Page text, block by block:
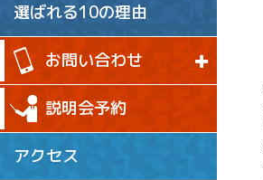
選ばれる10の理由
お問い合わせ
説明会予約
アクセス